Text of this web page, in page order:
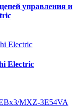
управления и
Electric